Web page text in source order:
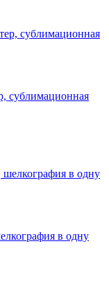
сублимационная
в одну